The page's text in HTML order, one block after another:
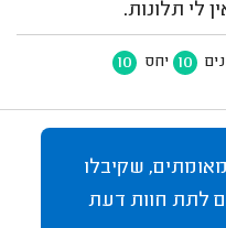
לי תלונות.
10 יחס 10
שקיבלו
לתת חוות דעת